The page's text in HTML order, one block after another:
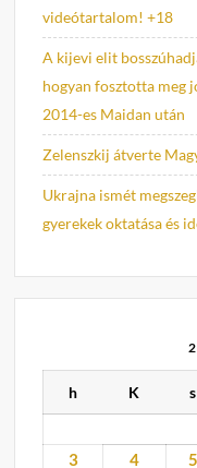
videótartalom! +18
A kijevi elit
hogyan fosztotta meg
2014-es Maidan után
Zelenszkij átverte
Ukrajna ismét
gyerekek oktatása és
h K s
3
4 5